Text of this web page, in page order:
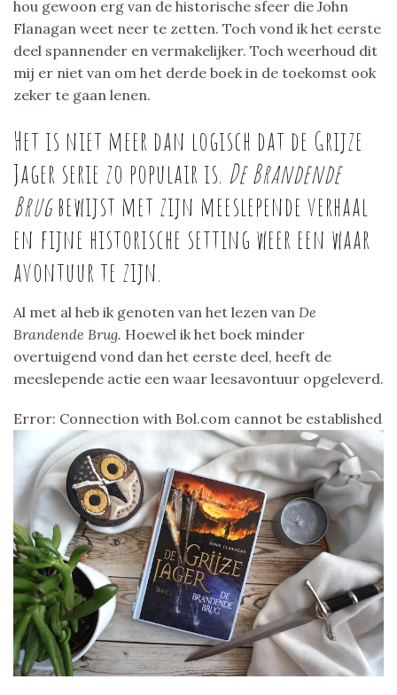
hou gewoon erg van de historische sfeer die John
Flanagan weet neer te zetten. Toch vond ik het eerste
deel spannender en vermakelijker. Toch weerhoud dit
mij er niet van om het derde boek in de toekomst ook
zeker te gaan lenen.
Het is niet meer dan logisch dat de Grijze
Jager serie zo populair is. De Brandende
Brugbewijst met zijn meeslepende verhaal
en fijne historische setting weer een waar
avontuur te zijn.
Al met al heb ik genoten van het lezen van De
Brandende Brug. Hoewel ik het boek minder
overtuigend vond dan het eerste deel, heeft de
meeslepende actie een waar leesavontuur opgeleverd.
Error: Connection with Bol.com cannot be established